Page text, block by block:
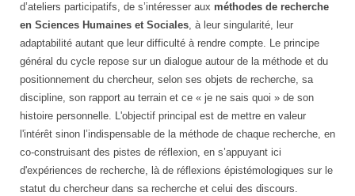
d’ateliers participatifs, de s’intéresser aux méthodes de recherche
en Sciences Humaines et Sociales, à leur singularité, leur
adaptabilité autant que leur difficulté à rendre compte. Le principe
général du cycle repose sur un dialogue autour de la méthode et du
positionnement du chercheur, selon ses objets de recherche, sa
discipline, son rapport au terrain et ce « je ne sais quoi » de son
histoire personnelle. L'objectif principal est de mettre en valeur
l'intérêt sinon l’indispensable de la méthode de chaque recherche, en
co-construisant des pistes de réflexion, en s’appuyant ici
d'expériences de recherche, là de réflexions épistémologiques sur le
statut du chercheur dans sa recherche et celui des discours.